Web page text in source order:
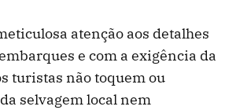
atenção aos detalhes
e com a exigência da
turistas não toquem ou
selvagem local nem